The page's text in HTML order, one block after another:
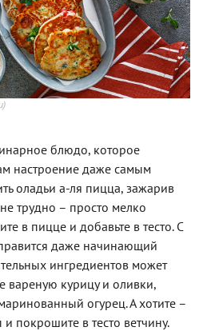
блюдо, которое
настроение даже самым
оладьи а-ля пицца, зажарив
трудно – просто мелко
в пицце и добавьте в тесто. С
даже начинающий
ингредиентов может
вареную курицу и оливки,
огурец. А хотите –
покрошите в тесто ветчину.